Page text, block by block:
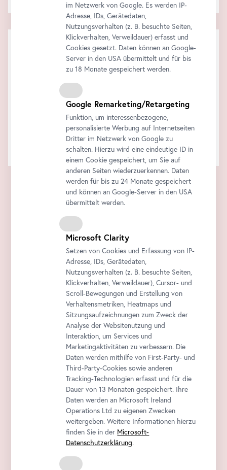
im Netzwerk von Google. Es werden IP-
Adresse, IDs, Gerätedaten,
Nutzungsverhalten (z. B. besuchte Seiten,
Klickverhalten, Verweildauer) erfasst und
Cookies gesetzt. Daten können an Google-
Server in den USA übermittelt und für bis
zu 18 Monate gespeichert werden.
Google Remarketing/Retargeting
Funktion, um interessenbezogene,
personalisierte Werbung auf Internetseiten
Dritter im Netzwerk von Google zu
schalten. Hierzu wird eine eindeutige ID in
einem Cookie gespeichert, um Sie auf
anderen Seiten wiederzuerkennen. Daten
werden für bis zu 24 Monate gespeichert
und können an Google-Server in den USA
übermittelt werden.
Microsoft Clarity
Setzen von Cookies und Erfassung von IP-
Adresse, IDs, Gerätedaten,
Nutzungsverhalten (z. B. besuchte Seiten,
Klickverhalten, Verweildauer), Cursor- und
Scroll-Bewegungen und Erstellung von
Verhaltensmetriken, Heatmaps und
Sitzungsaufzeichnungen zum Zweck der
Analyse der Websitenutzung und
Interaktion, um Services und
Marketingaktivitäten zu verbessern. Die
Daten werden mithilfe von First-Party- und
Third-Party-Cookies sowie anderen
Tracking-Technologien erfasst und für die
Dauer von 13 Monaten gespeichert. Ihre
Daten werden an Microsoft Ireland
Operations Ltd zu eigenen Zwecken
weitergeben. Weitere Informationen hierzu
finden Sie in der Microsoft-
Datenschutzerklärung.